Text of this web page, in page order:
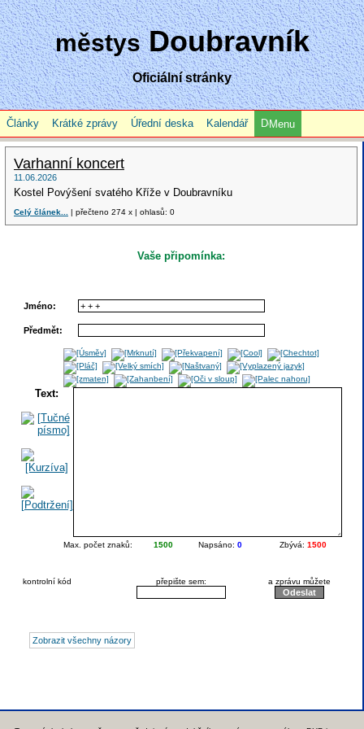
městysDoubravník
Oficiální stránky
Články Krátké zprávy Úřední deska Kalendář Menu
Varhanní koncert
11.06.2026
Kostel Povýšení svatého Kříže v Doubravníku
Celý článek... | přečteno 274 x | ohlasů: 0
Vaše připomínka:
Jméno:
Předmět:
Text:
Max. počet znaků: 1500 Napsáno: 0 Zbývá: 1500
kontrolní kód přepište sem: a zprávu můžete